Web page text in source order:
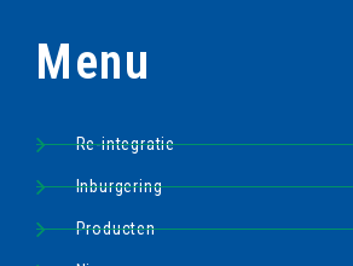
Menu
Re-integratie
Inburgering
Producten